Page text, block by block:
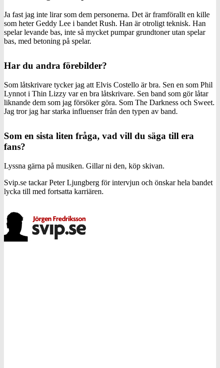
Ja fast jag inte lirar som dem personerna. Det är framförallt en kille
som heter Geddy Lee i bandet Rush. Han är otroligt teknisk. Han
spelar levande bas, inte så mycket pumpar grundtoner utan spelar
bas, med betoning på spelar.
Har du andra förebilder?
Som låtskrivare tycker jag att Elvis Costello är bra. Sen en som Phil
Lynnot i Thin Lizzy var en bra låtskrivare. Sen band som gör låtar
liknande dem som jag försöker göra. Som The Darkness och Sweet.
Jag tror jag har starka influenser från den typen av band.
Som en sista liten fråga, vad vill du säga till era
fans?
Lyssna gärna på musiken. Gillar ni den, köp skivan.
Svip.se tackar Peter Ljungberg för intervjun och önskar hela bandet
lycka till med fortsatta karriären.